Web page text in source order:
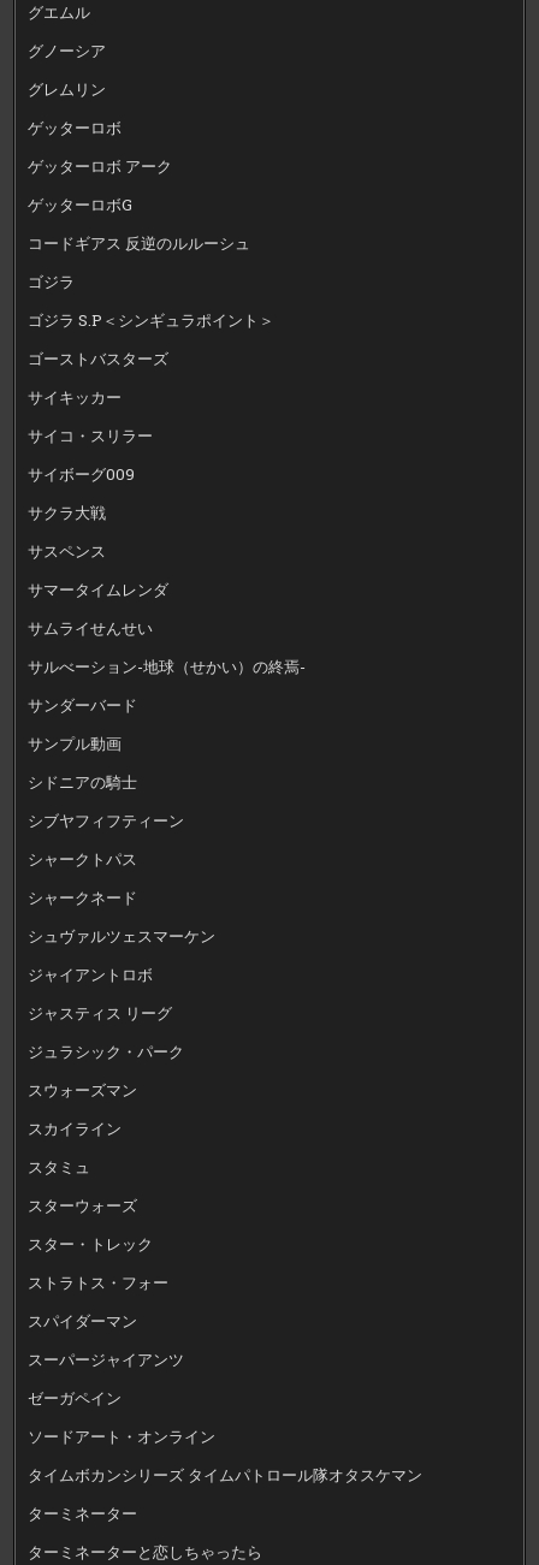
グエムル
グノーシア
グレムリン
ゲッターロボ
ゲッターロボ アーク
ゲッターロボG
コードギアス 反逆のルルーシュ
ゴジラ
ゴジラ S.P＜シンギュラポイント＞
ゴーストバスターズ
サイキッカー
サイコ・スリラー
サイボーグ009
サクラ大戦
サスペンス
サマータイムレンダ
サムライせんせい
サルべーション-地球（せかい）の終焉-
サンダーバード
サンプル動画
シドニアの騎士
シブヤフィフティーン
シャークトパス
シャークネード
シュヴァルツェスマーケン
ジャイアントロボ
ジャスティス リーグ
ジュラシック・パーク
スウォーズマン
スカイライン
スタミュ
スターウォーズ
スター・トレック
ストラトス・フォー
スパイダーマン
スーパージャイアンツ
ゼーガペイン
ソードアート・オンライン
タイムボカンシリーズ タイムパトロール隊オタスケマン
ターミネーター
ターミネーターと恋しちゃったら